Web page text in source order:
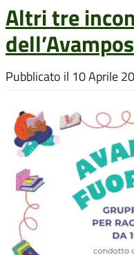
Altri tre
Pubblicato il 10 Aprile